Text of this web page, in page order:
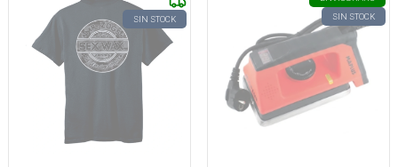
SIN STOCK
SIN STOCK